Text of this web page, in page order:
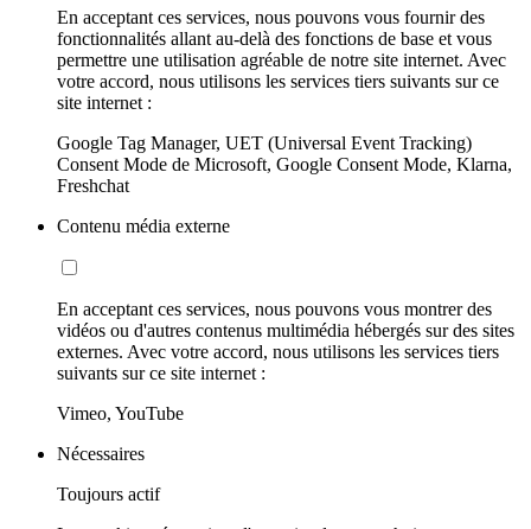
En acceptant ces services, nous pouvons vous fournir des
fonctionnalités allant au-delà des fonctions de base et vous
permettre une utilisation agréable de notre site internet. Avec
votre accord, nous utilisons les services tiers suivants sur ce
site internet :
Google Tag Manager, UET (Universal Event Tracking)
Consent Mode de Microsoft, Google Consent Mode, Klarna,
Freshchat
Contenu média externe
En acceptant ces services, nous pouvons vous montrer des
vidéos ou d'autres contenus multimédia hébergés sur des sites
externes. Avec votre accord, nous utilisons les services tiers
suivants sur ce site internet :
Vimeo, YouTube
Nécessaires
Toujours actif